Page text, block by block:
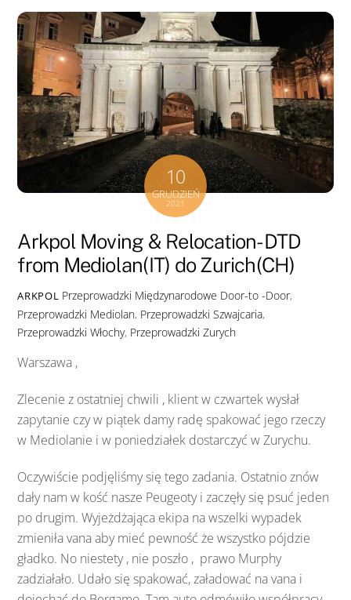
10
GRUDZIEŃ
2021
Arkpol Moving & Relocation- DTD
from Mediolan(IT) do Zurich(CH)
ARKPOL Przeprowadzki Międzynarodowe Door-to -Door,
Przeprowadzki Mediolan, Przeprowadzki Szwajcaria,
Przeprowadzki Włochy, Przeprowadzki Zurych
Warszawa ,
Zlecenie z ostatniej chwili , klient w czwartek wysłał
zapytanie czy w piątek damy radę spakować jego rzeczy
w Mediolanie i w poniedziałek dostarczyć w Zurychu.
Oczywiście podjęliśmy się tego zadania. Ostatnio znów
dały nam w kość nasze Peugeoty i zaczęły się psuć jeden
po drugim. Wyjeżdżająca ekipa na wszelki wypadek
zmieniła vana aby mieć pewność że wszystko pójdzie
gładko. No niestety , nie poszło , prawo Murphy
zadziałało. Udało się spakować, załadować na vana i